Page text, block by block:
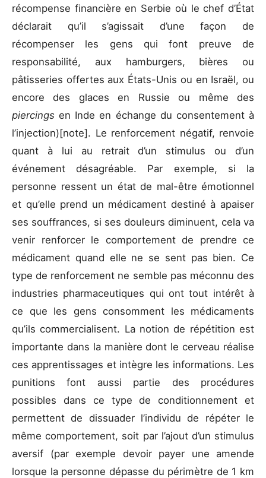
récompense financière en Serbie où le chef d’État
déclarait qu’il s’agissait d’une façon de
récompenser les gens qui font preuve de
responsabilité, aux hamburgers, bières ou
pâtisseries offertes aux États-Unis ou en Israël, ou
encore des glaces en Russie ou même des
piercingsen Inde en échange du consentement à
l’injection)[note]. Le renforcement négatif, renvoie
quant à lui au retrait d’un stimulus ou d’un
événement désagréable. Par exemple, si la
personne ressent un état de mal-être émotionnel
et qu’elle prend un médicament destiné à apaiser
ses souffrances, si ses douleurs diminuent, cela va
venir renforcer le comportement de prendre ce
médicament quand elle ne se sent pas bien. Ce
type de renforcement ne semble pas méconnu des
industries pharmaceutiques qui ont tout intérêt à
ce que les gens consomment les médicaments
qu’ils commercialisent. La notion de répétition est
importante dans la manière dont le cerveau réalise
ces apprentissages et intègre les informations. Les
punitions font aussi partie des procédures
possibles dans ce type de conditionnement et
permettent de dissuader l’individu de répéter le
même comportement, soit par l’ajout d’un stimulus
aversif (par exemple devoir payer une amende
lorsque la personne dépasse du périmètre de 1 km